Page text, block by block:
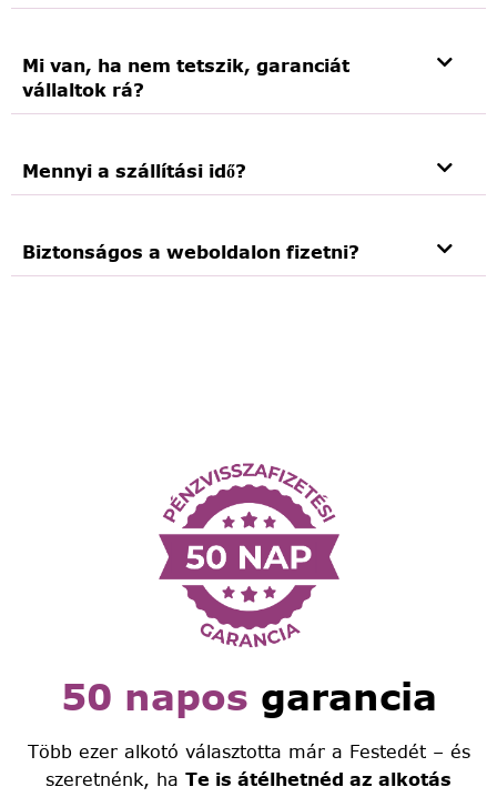
Mi van, ha nem tetszik, garanciát
vállaltok rá?
Mennyi a szállítási idő?
Biztonságos a weboldalon fizetni?
50 napos garancia
Több ezer alkotó választotta már a Festedét – és
szeretnénk, ha Te is átélhetnéd az alkotás